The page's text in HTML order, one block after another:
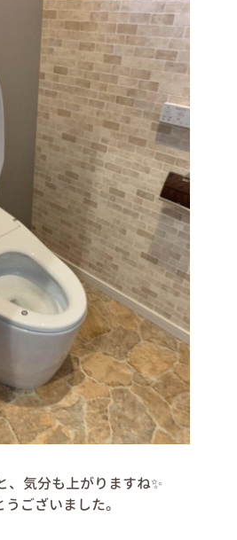
、気分も上がりますね✨
ございました。